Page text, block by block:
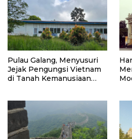
Pulau Galang, Menyusuri
Jejak Pengungsi Vietnam
di Tanah Kemanusiaan